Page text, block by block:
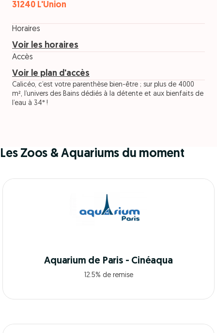
31240 L'Union
Horaires
Voir les horaires
Accès
Voir le plan d'accès
Calicéo, c’est votre parenthèse bien-être ; sur plus de 4000
m², l’univers des Bains dédiés à la détente et aux bienfaits de
l’eau à 34° !
Les Zoos & Aquariums du moment
Aquarium de Paris - Cinéaqua
12.5% de remise